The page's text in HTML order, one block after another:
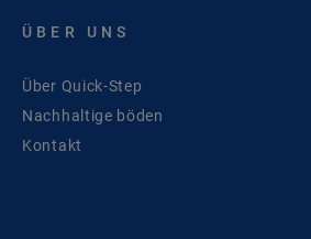
ÜBER UNS
Über Quick-Step
Nachhaltige böden
Kontakt